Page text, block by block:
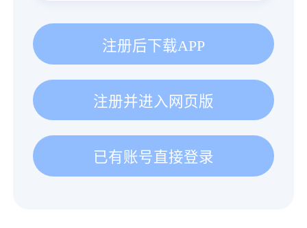
注册后下载APP
注册并进入网页版
已有账号直接登录